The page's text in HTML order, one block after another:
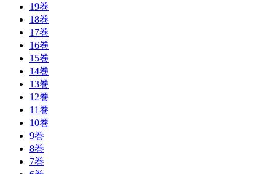
19巻
18巻
17巻
16巻
15巻
14巻
13巻
12巻
11巻
10巻
9巻
8巻
7巻